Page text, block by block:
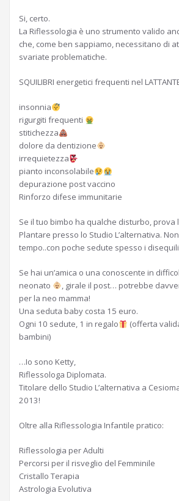
Si, certo.
La Riflessologia è uno strumento valido
che, come ben sappiamo, necessitano di
svariate problematiche.
SQUILIBRI energetici frequenti nel
insonnia
rigurgiti frequenti
stitichezza
dolore da dentizione
irrequietezza
pianto inconsolabile
depurazione post vaccino
Rinforzo difese immunitarie
Se il tuo bimbo ha qualche disturbo, prova
Plantare presso lo Studio L’alternativa.
tempo..con poche sedute spesso i
Se hai un’amica o una conoscente in
neonato
, girale il post… potrebbe
per la neo mamma!
Una seduta baby costa 15 euro.
Ogni 10 sedute, 1 in regalo
(offerta
bambini)
…Io sono Ketty,
Riflessologa Diplomata.
Titolare dello Studio L’alternativa a
2013!
Oltre alla Riflessologia Infantile pratico:
Riflessologia per Adulti
Percorsi per il risveglio del Femminile
Cristallo Terapia
Astrologia Evolutiva